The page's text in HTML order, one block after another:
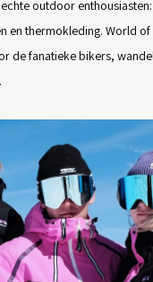
outdoor enthousiasten:
en thermokleding. World of
de fanatieke bikers,